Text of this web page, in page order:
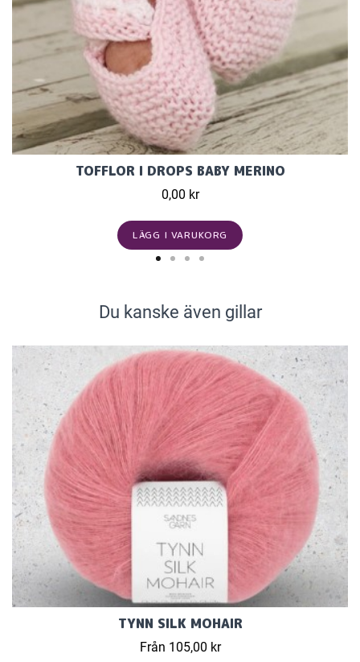
TOFFLOR I DROPS BABY MERINO
0,00 kr
LÄGG I VARUKORG
Du kanske även gillar
TYNN SILK MOHAIR
Från 105,00 kr